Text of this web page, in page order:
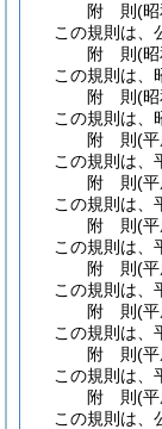
附 則(
この規則は、
附 則(
この規則は、
附 則(
この規則は、
附 則(
この規則は、
附 則(
この規則は、
附 則(
この規則は、
附 則(
この規則は、
附 則(
この規則は、
附 則(
この規則は、
附 則(
この規則は、